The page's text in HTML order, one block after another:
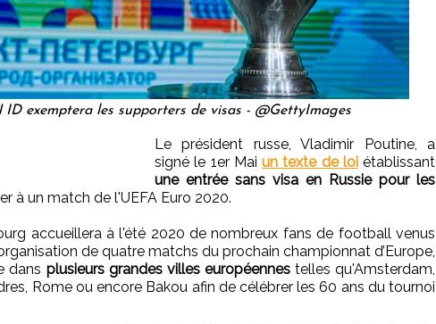
ID exemptera les supporters de visas - @GettyImages
Le président russe, Vladimir Poutine, a
signé le 1er Mai un texte de loiétablissant
une entrée sans visa en Russie pour les
à un match de l'UEFA Euro 2020.
accueillera à l'été 2020 de nombreux fans de football venus
de quatre matchs du prochain championnat d’Europe,
dans plusieurs grandes villes européennestelles qu'Amsterdam,
Rome ou encore Bakou afin de célébrer les 60 ans du tournoi